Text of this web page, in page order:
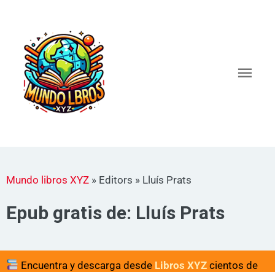
contenido
Mundo libros XYZ » Editors » Lluís Prats
Epub gratis de: Lluís Prats
Encuentra y descarga desde Libros XYZcientos de